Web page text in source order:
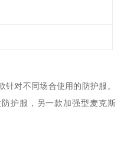
针对不同场合使用的防护服。
护服，另一款加强型麦克斯